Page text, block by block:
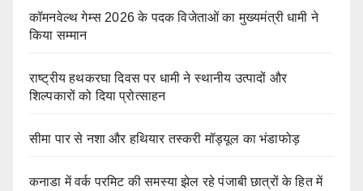
कॉमनवेल्थ गेम्स 2026 के पदक विजेताओं का मुख्यमंत्री धामी ने
किया सम्मान
राष्ट्रीय हथकरघा दिवस पर धामी ने स्थानीय उत्पादों और
शिल्पकारों को दिया प्रोत्साहन
सीमा पार से नशा और हथियार तस्करी मॉड्यूल का भंडाफोड़
कनाडा में वर्क परमिट की समस्या झेल रहे पंजाबी छात्रों के हित में